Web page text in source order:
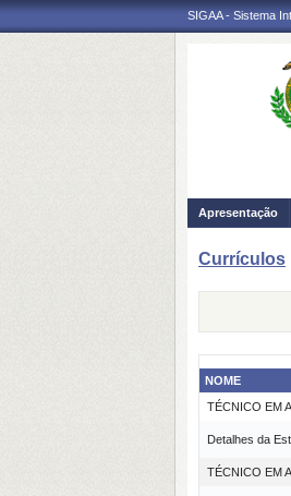
SIGAA - Sistema
Apresentação
Currículos
NOME
TÉCNICO EM
Detalhes da
TÉCNICO EM